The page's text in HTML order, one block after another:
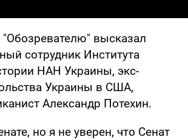
высказал
сотрудник Института
НАН Украины, экс-
Украины в США,
Александр Потехин.
но я не уверен, что Сенат